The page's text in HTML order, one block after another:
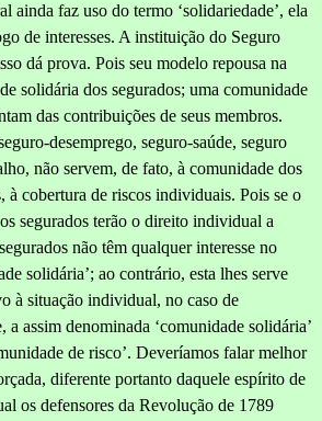
ainda faz uso do termo ‘solidariedade’, ela
de interesses. A instituição do Seguro
dá prova. Pois seu modelo repousa na
solidária dos segurados; uma comunidade
das contribuições de seus membros.
desemprego, seguro-saúde, seguro
não servem, de fato, à comunidade dos
à cobertura de riscos individuais. Pois se o
segurados terão o direito individual a
não têm qualquer interesse no
soli­dária’; ao contrário, esta lhes serve
à situação individual, no caso de
assim deno­minada ‘comunidade solidária’
de risco’. Deveríamos falar melhor
dife­rente portanto daquele espírito de
os de­fensores da Revolução de 1789